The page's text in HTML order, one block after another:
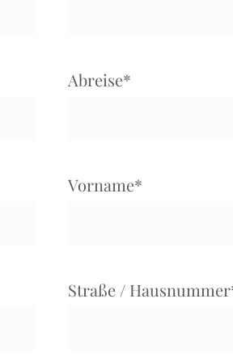
Abreise*
Vorname*
Straße / Hausnummer